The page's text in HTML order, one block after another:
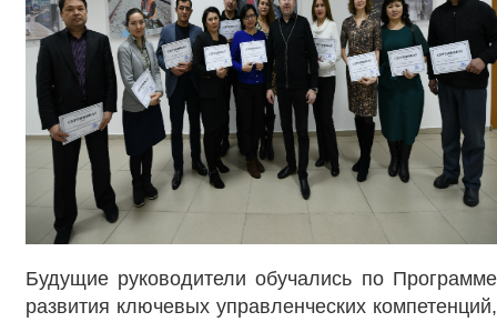
Будущие руководители обучались по Программе
развития ключевых управленческих компетенций,